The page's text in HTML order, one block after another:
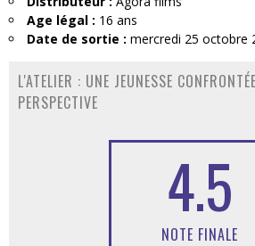
Age légal : 16 ans
Date de sortie : mercredi 25 octobre
L'ATELIER : UNE JEUNESSE
PERSPECTIVE
4.5
NOTE FINALE